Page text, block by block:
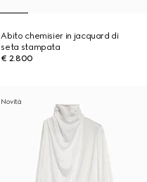
Abito chemisier in jacquard di
seta stampata
€ 2.800
Novità